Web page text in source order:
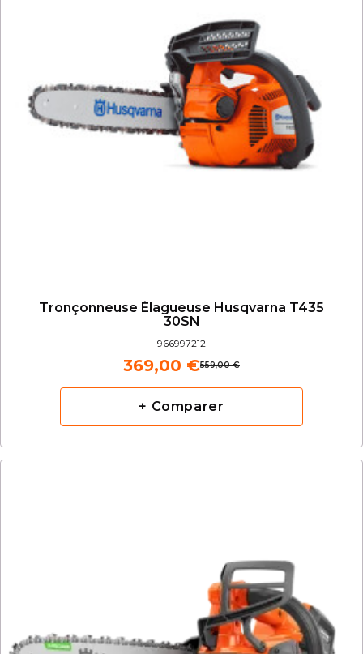
Tronçonneuse Élagueuse Husqvarna T435
30SN
966997212
559,00 €
369,00 €
+ Comparer